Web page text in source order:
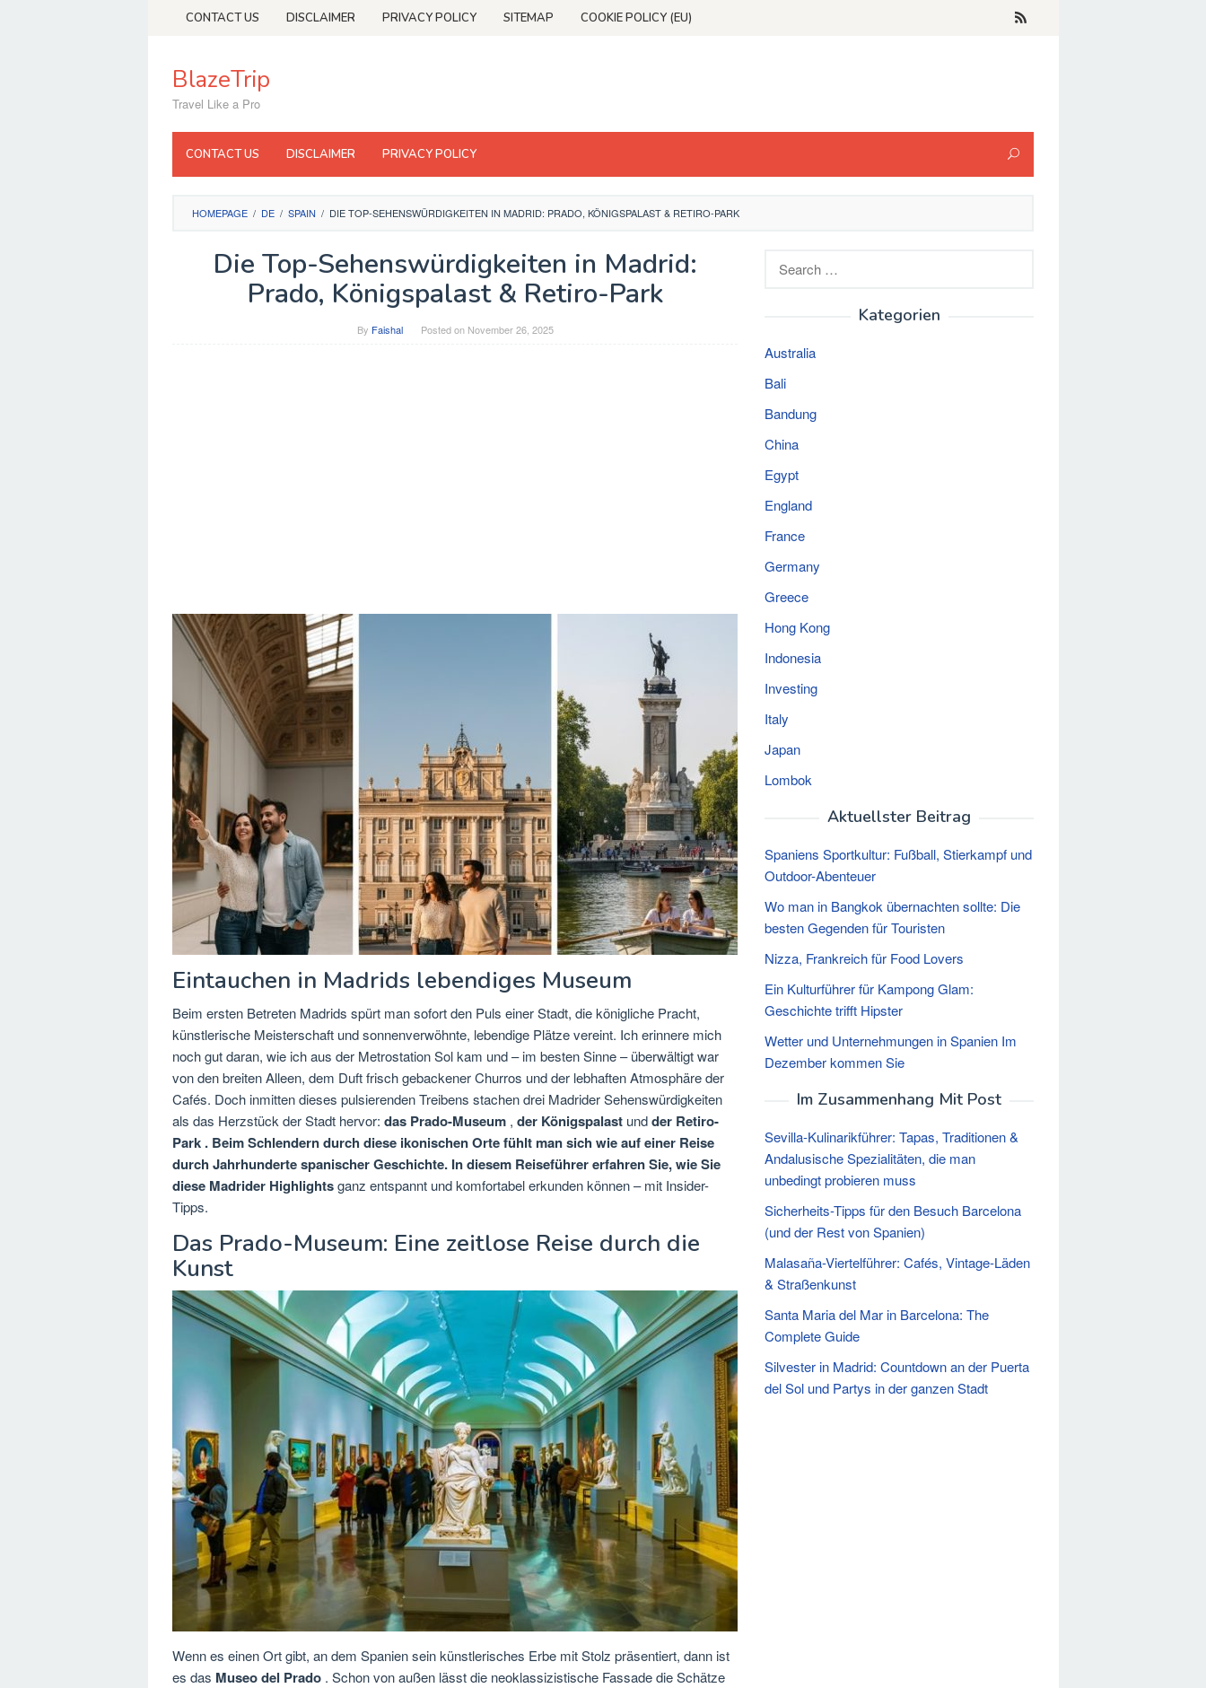
CONTACT US DISCLAIMER PRIVACY POLICY SITEMAP COOKIE POLICY (EU)
BlazeTrip
Travel Like a Pro
CONTACT US DISCLAIMER PRIVACY POLICY
HOMEPAGE / DE / SPAIN / DIE TOP-SEHENSWÜRDIGKEITEN IN MADRID: PRADO, KÖNIGSPALAST & RETIRO-PARK
Die Top-Sehenswürdigkeiten in Madrid:
Prado, Königspalast & Retiro-Park
By Faishal Posted on November 26, 2025
Eintauchen in Madrids lebendiges Museum
Beim ersten Betreten Madrids spürt man sofort den Puls einer Stadt, die königliche Pracht,
künstlerische Meisterschaft und sonnenverwöhnte, lebendige Plätze vereint. Ich erinnere mich
noch gut daran, wie ich aus der Metrostation Sol kam und – im besten Sinne – überwältigt war
von den breiten Alleen, dem Duft frisch gebackener Churros und der lebhaften Atmosphäre der
Cafés. Doch inmitten dieses pulsierenden Treibens stachen drei Madrider Sehenswürdigkeiten
als das Herzstück der Stadt hervor: das Prado-Museum , der Königspalast undder Retiro-
Park . Beim Schlendern durch diese ikonischen Orte fühlt man sich wie auf einer Reise
durch Jahrhunderte spanischer Geschichte. In diesem Reiseführer erfahren Sie, wie Sie
diese Madrider Highlightsganz entspannt und komfortabel erkunden können –mit Insider-
Tipps.
Das Prado-Museum: Eine zeitlose Reise durch die
Kunst
Wenn es einen Ort gibt, an dem Spanien sein künstlerisches Erbe mit Stolz präsentiert, dann ist
es das Museo del Prado . Schon von außen lässt die neoklassizistische Fassade die Schätze
Kategorien
Australia
Bali
Bandung
China
Egypt
England
France
Germany
Greece
Hong Kong
Indonesia
Investing
Italy
Japan
Lombok
Aktuellster Beitrag
Spaniens Sportkultur: Fußball, Stierkampf und
Outdoor-Abenteuer
Wo man in Bangkok übernachten sollte: Die
besten Gegenden für Touristen
Nizza, Frankreich für Food Lovers
Ein Kulturführer für Kampong Glam:
Geschichte trifft Hipster
Wetter und Unternehmungen in Spanien Im
Dezember kommen Sie
Im Zusammenhang Mit Post
Sevilla-Kulinarikführer: Tapas, Traditionen &
Andalusische Spezialitäten, die man
unbedingt probieren muss
Sicherheits-Tipps für den Besuch Barcelona
(und der Rest von Spanien)
Malasaña-Viertelführer: Cafés, Vintage-Läden
& Straßenkunst
Santa Maria del Mar in Barcelona: The
Complete Guide
Silvester in Madrid: Countdown an der Puerta
del Sol und Partys in der ganzen Stadt